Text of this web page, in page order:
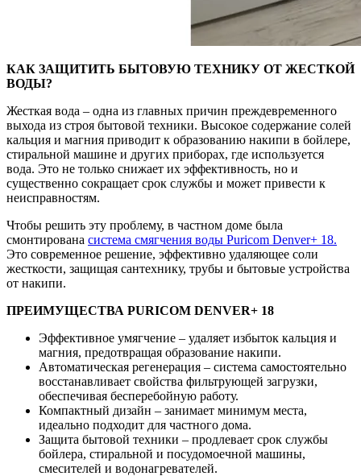
КАК ЗАЩИТИТЬ БЫТОВУЮ ТЕХНИКУ ОТ ЖЕСТКОЙ
ВОДЫ?
Жесткая вода – одна из главных причин преждевременного
выхода из строя бытовой техники. Высокое содержание солей
кальция и магния приводит к образованию накипи в бойлере,
стиральной машине и других приборах, где используется
вода. Это не только снижает их эффективность, но и
существенно сокращает срок службы и может привести к
неисправностям.
Чтобы решить эту проблему, в частном доме была
смонтирована система смягчения воды Puricom Denver+ 18.
Это современное решение, эффективно удаляющее соли
жесткости, защищая сантехнику, трубы и бытовые устройства
от накипи.
ПРЕИМУЩЕСТВА PURICOM DENVER+ 18
Эффективное умягчение – удаляет избыток кальция и
магния, предотвращая образование накипи.
Автоматическая регенерация – система самостоятельно
восстанавливает свойства фильтрующей загрузки,
обеспечивая бесперебойную работу.
Компактный дизайн – занимает минимум места,
идеально подходит для частного дома.
Защита бытовой техники – продлевает срок службы
бойлера, стиральной и посудомоечной машины,
смесителей и водонагревателей.